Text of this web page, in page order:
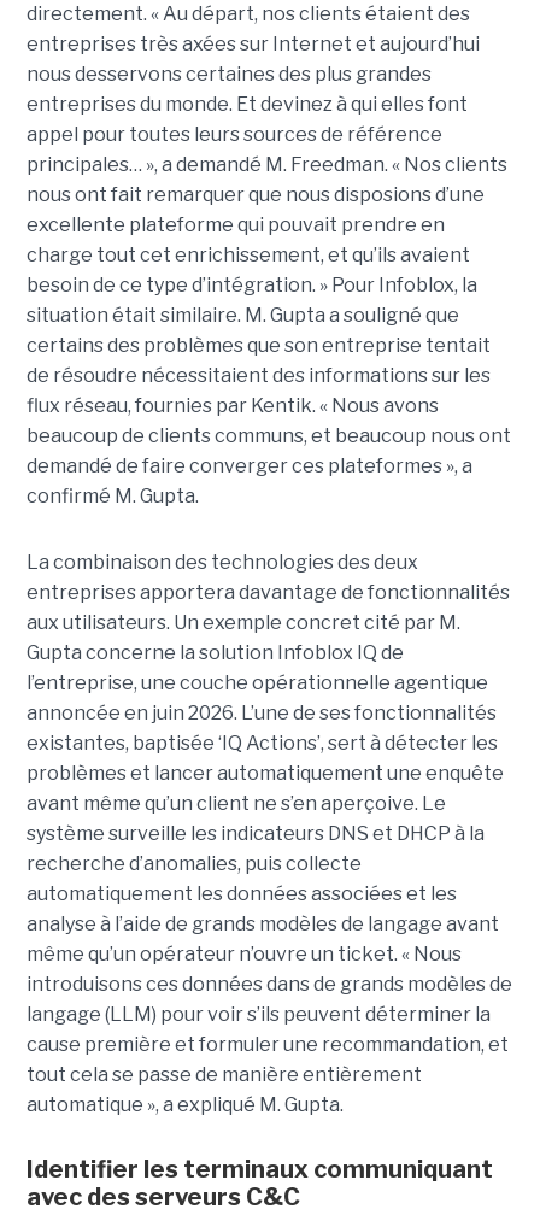
directement. « Au départ, nos clients étaient des
entreprises très axées sur Internet et aujourd’hui
nous desservons certaines des plus grandes
entreprises du monde. Et devinez à qui elles font
appel pour toutes leurs sources de référence
principales… », a demandé M. Freedman. « Nos clients
nous ont fait remarquer que nous disposions d’une
excellente plateforme qui pouvait prendre en
charge tout cet enrichissement, et qu’ils avaient
besoin de ce type d’intégration. » Pour Infoblox, la
situation était similaire. M. Gupta a souligné que
certains des problèmes que son entreprise tentait
de résoudre nécessitaient des informations sur les
flux réseau, fournies par Kentik. « Nous avons
beaucoup de clients communs, et beaucoup nous ont
demandé de faire converger ces plateformes », a
confirmé M. Gupta.
La combinaison des technologies des deux
entreprises apportera davantage de fonctionnalités
aux utilisateurs. Un exemple concret cité par M.
Gupta concerne la solution Infoblox IQ de
l’entreprise, une couche opérationnelle agentique
annoncée en juin 2026. L’une de ses fonctionnalités
existantes, baptisée ‘IQ Actions’, sert à détecter les
problèmes et lancer automatiquement une enquête
avant même qu’un client ne s’en aperçoive. Le
système surveille les indicateurs DNS et DHCP à la
recherche d’anomalies, puis collecte
automatiquement les données associées et les
analyse à l’aide de grands modèles de langage avant
même qu’un opérateur n’ouvre un ticket. « Nous
introduisons ces données dans de grands modèles de
langage (LLM) pour voir s’ils peuvent déterminer la
cause première et formuler une recommandation, et
tout cela se passe de manière entièrement
automatique », a expliqué M. Gupta.
Identifier les terminaux communiquant
avec des serveurs C&C